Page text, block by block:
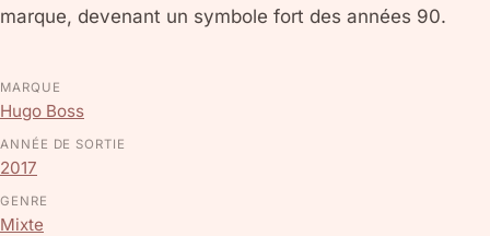
marque, devenant un symbole fort des années 90.
MARQUE
Hugo Boss
ANNÉE DE SORTIE
2017
GENRE
Mixte